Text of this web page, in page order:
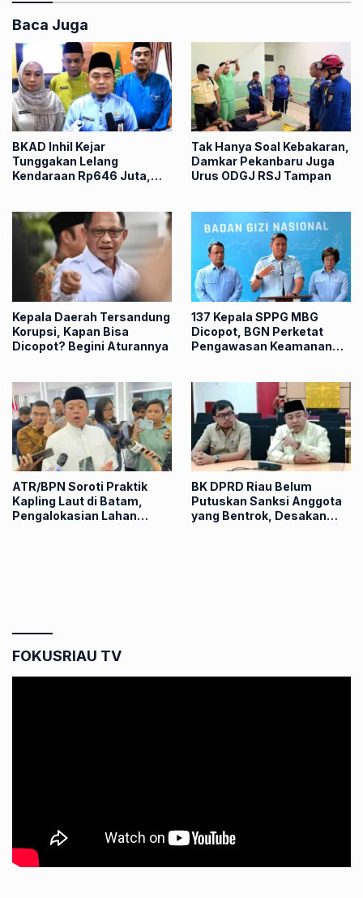
Baca Juga
BKAD Inhil Kejar
Tunggakan Lelang
Kendaraan Rp646 Juta,
Tak Hanya Soal Kebakaran,
Damkar Pekanbaru Juga
Urus ODGJ RSJ Tampan
Kepala Daerah Tersandung
Korupsi, Kapan Bisa
Dicopot? Begini Aturannya
137 Kepala SPPG MBG
Dicopot, BGN Perketat
Pengawasan Keamanan
ATR/BPN Soroti Praktik
Kapling Laut di Batam,
Pengalokasian Lahan
BK DPRD Riau Belum
Putuskan Sanksi Anggota
yang Bentrok, Desakan
FOKUSRIAU TV